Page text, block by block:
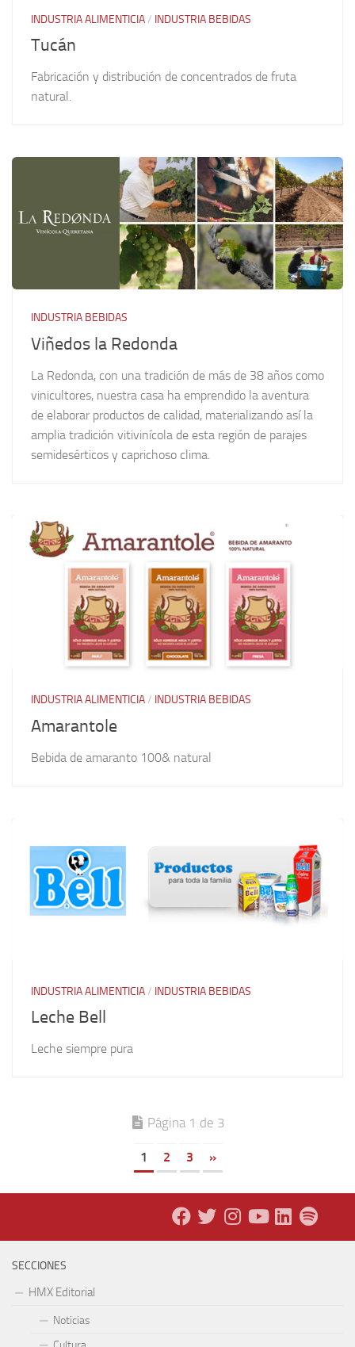
INDUSTRIA ALIMENTICIA/ INDUSTRIA BEBIDAS
Tucán
Fabricación y distribución de concentrados de fruta
natural.
INDUSTRIA BEBIDAS
Viñedos la Redonda
La Redonda, con una tradición de más de 38 años como
vinicultores, nuestra casa ha emprendido la aventura
de elaborar productos de calidad, materializando así la
amplia tradición vitivinícola de esta región de parajes
semidesérticos y caprichoso clima.
INDUSTRIA ALIMENTICIA/ INDUSTRIA BEBIDAS
Amarantole
Bebida de amaranto 100& natural
INDUSTRIA ALIMENTICIA/ INDUSTRIA BEBIDAS
Leche Bell
Leche siempre pura
Página 1 de 3
1 2 3 »
SECCIONES
HMX Editorial
Noticias